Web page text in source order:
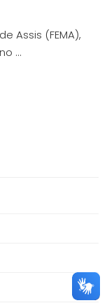
Assis (FEMA),
...